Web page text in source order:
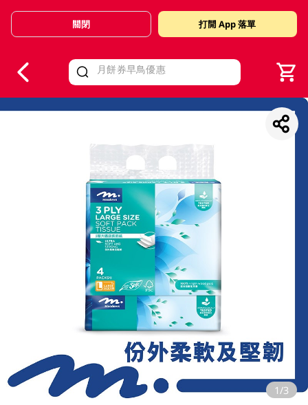
Valid Until 30 June 2026
關閉 打開 App 落單
1/3